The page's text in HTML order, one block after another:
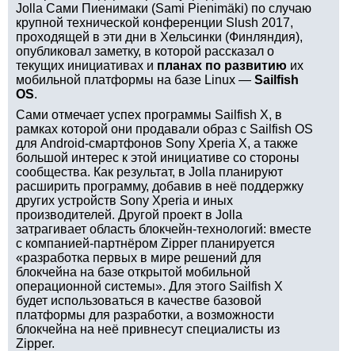
Jolla Сами Пиенимаки (Sami Pienimäki) по случаю
крупной технической конференции Slush 2017,
проходящей в эти дни в Хельсинки (Финляндия),
опубликовал заметку, в которой рассказал о
текущих инициативах и планах по развитию их
мобильной платформы на базе Linux — Sailfish
OS.
Сами отмечает успех программы Sailfish X, в
рамках которой они продавали образ с Sailfish OS
для Android-смартфонов Sony Xperia X, а также
большой интерес к этой инициативе со стороны
сообщества. Как результат, в Jolla планируют
расширить программу, добавив в неё поддержку
других устройств Sony Xperia и иных
производителей. Другой проект в Jolla
затрагивает область блокчейн-технологий: вместе
с компанией-партнёром Zipper планируется
«разработка первых в мире решений для
блокчейна на базе открытой мобильной
операционной системы». Для этого Sailfish X
будет использоваться в качестве базовой
платформы для разработки, а возможности
блокчейна на неё привнесут специалисты из
Zipper.